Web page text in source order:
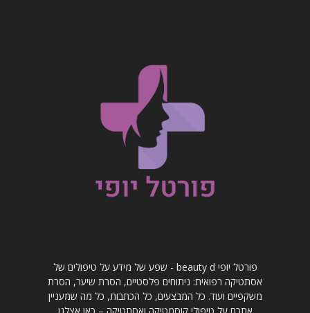
פורטל יופי beauty d - שפע של מידע על טיפולים של
אסתטיקה רפואית: ניתוחים פלסטיים, הסרת שיער, הסרת
משקפיים ועוד. כל המבצעים, כל הכתבות, כל מה שמעניין